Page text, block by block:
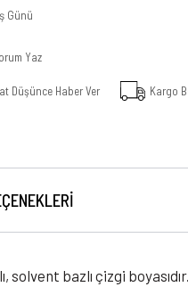
Günü
Yaz
Düşünce Haber Ver Kargo
bazlı çizgi